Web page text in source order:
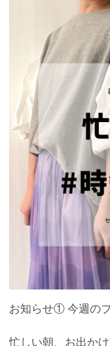
お知らせ① 今週の
忙しい朝、お出か